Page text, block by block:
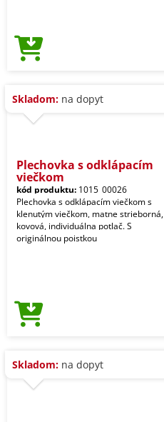
Skladom: na dopyt
Plechovka s odklápacím
viečkom
kód produktu: 1015_00026
Plechovka s odklápacím viečkom s
klenutým viečkom, matne strieborná,
kovová, individuálna potlač. S
originálnou poistkou
Skladom: na dopyt